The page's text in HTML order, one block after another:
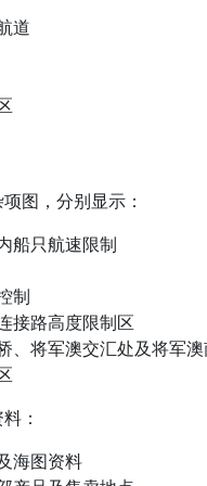
道
图，分别显示：
船只航速限制
制
接路高度限制区
、将军澳交汇处及将军
：
海图资料